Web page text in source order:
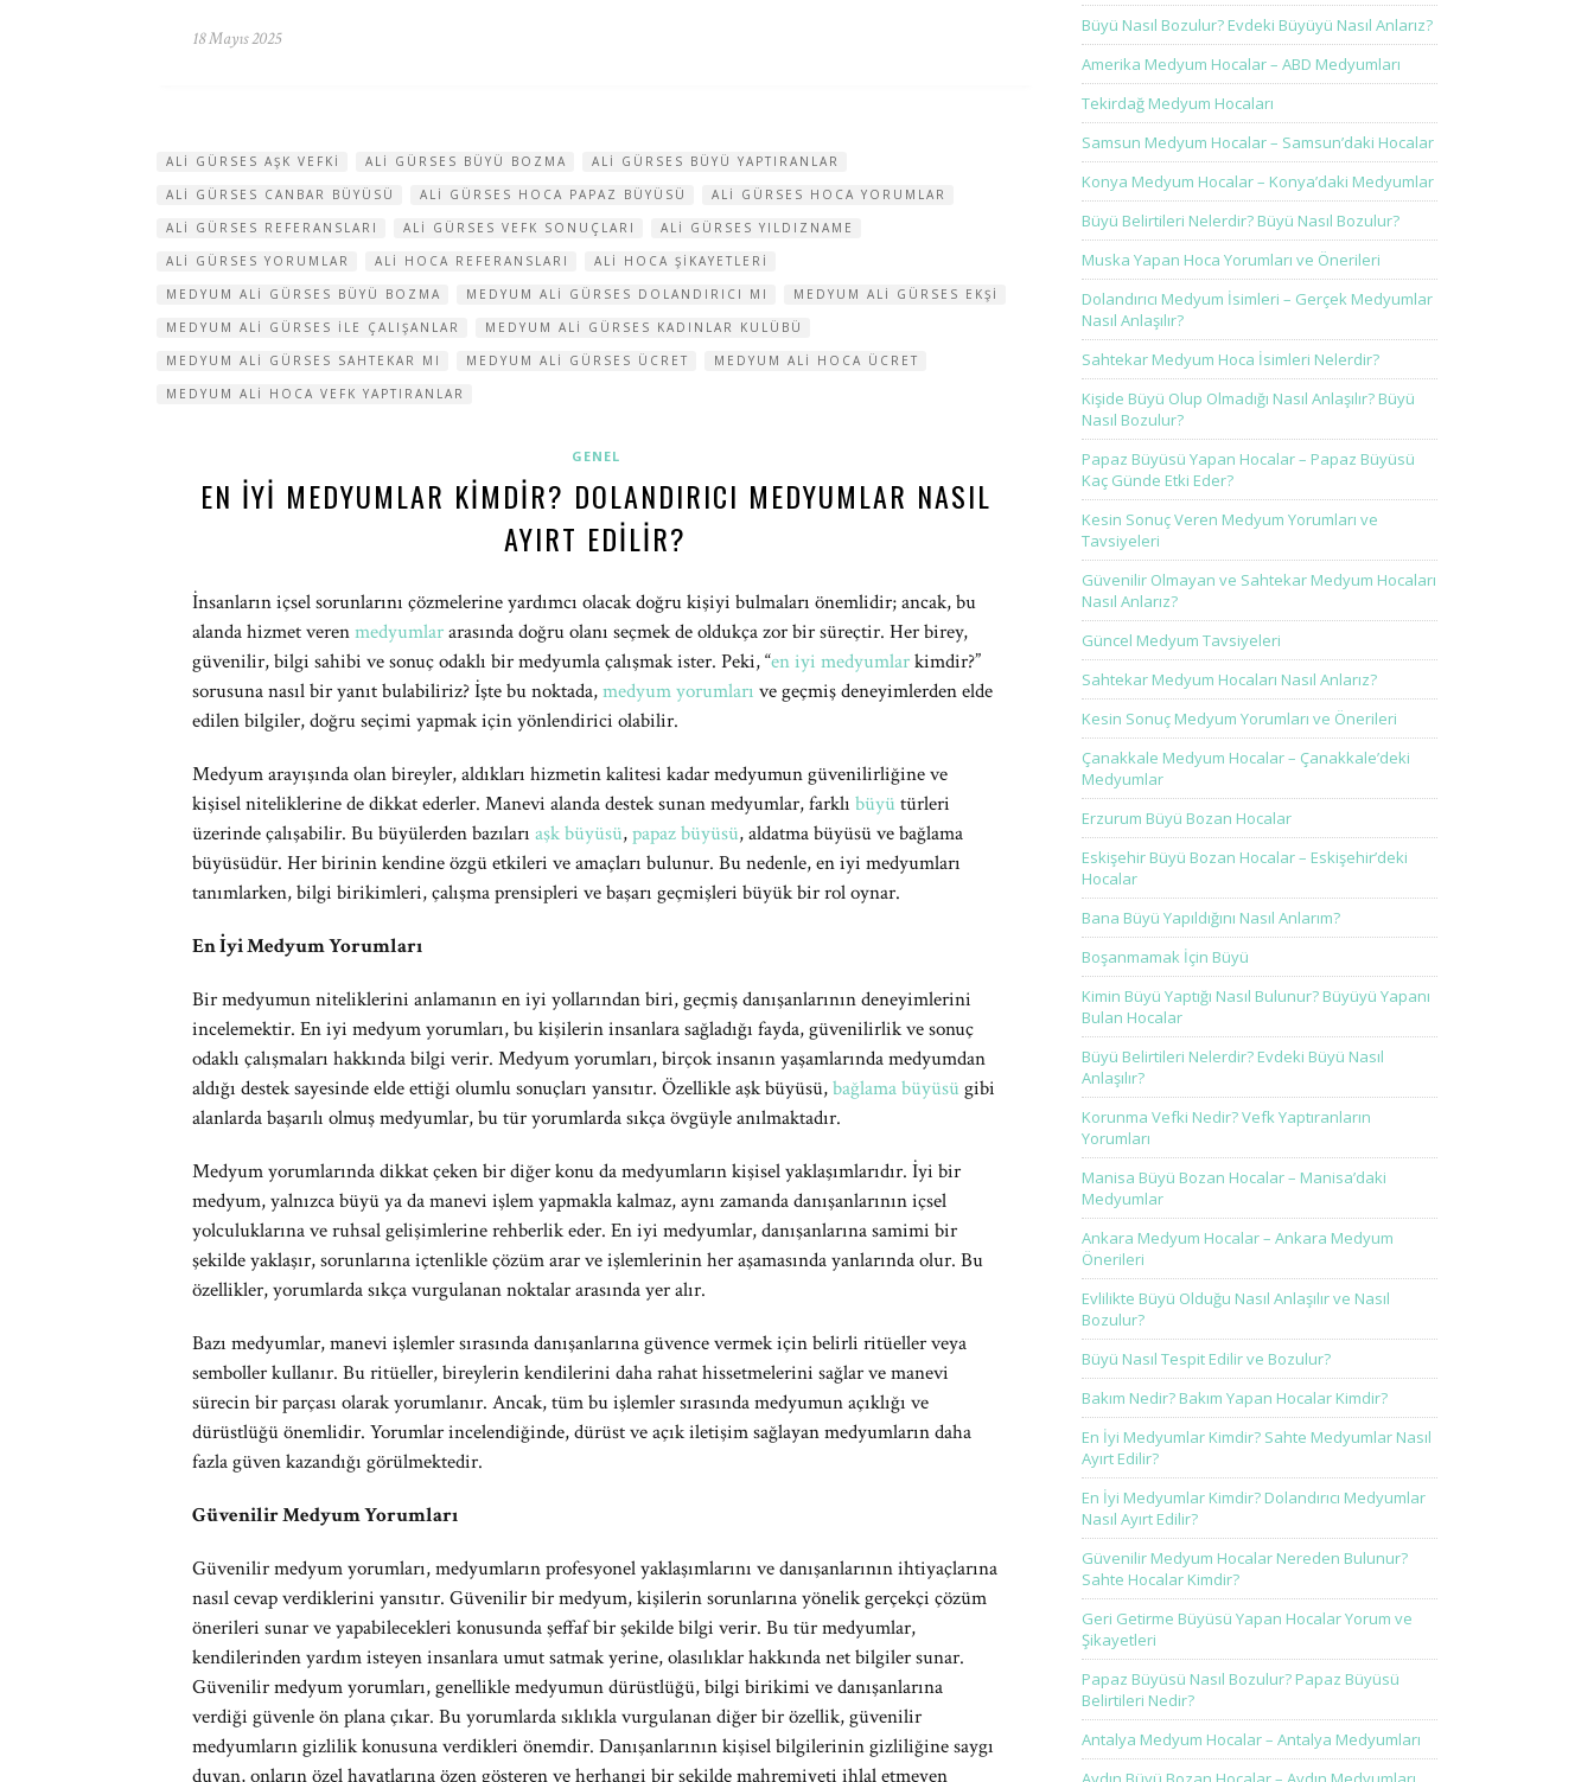
18 Mayıs 2025
ALI GÜRSES AŞK VEFKI ALI GÜRSES BÜYÜ BOZMA
ALI GÜRSES BÜYÜ YAPTIRANLAR
ALI GÜRSES CANBAR BÜYÜSÜ
ALI GÜRSES HOCA PAPAZ BÜYÜSÜ
ALI GÜRSES HOCA YORUMLAR
ALI GÜRSES REFERANSLARI
ALI GÜRSES VEFK SONUÇLARI
ALI GÜRSES YILDIZNAME
ALI GÜRSES YORUMLAR
ALI HOCA REFERANSLARI
ALI HOCA ŞIKAYETLERI
MEDYUM ALI GÜRSES BÜYÜ BOZMA
MEDYUM ALI GÜRSES DOLANDIRICI MI
MEDYUM ALI GÜRSES EKŞI
MEDYUM ALI GÜRSES ILE ÇALIŞANLAR
MEDYUM ALI GÜRSES KADINLAR KULÜBÜ
MEDYUM ALI GÜRSES SAHTEKAR MI
MEDYUM ALI GÜRSES ÜCRET
MEDYUM ALI HOCA ÜCRET
MEDYUM ALI HOCA VEFK YAPTIRANLAR
GENEL
EN İYI MEDYUMLAR KIMDIR? DOLANDIRICI MEDYUMLAR NASIL
AYIRT EDILIR?
İnsanların içsel sorunlarını çözmelerine yardımcı olacak doğru kişiyi bulmaları önemlidir; ancak, bu
alanda hizmet verenmedyumlararasında doğru olanı seçmek de oldukça zor bir süreçtir. Her birey,
güvenilir, bilgi sahibi ve sonuç odaklı bir medyumla çalışmak ister. Peki, “en iyi medyumlarkimdir?”
sorusuna nasıl bir yanıt bulabiliriz? İşte bu noktada,medyum yorumları ve geçmiş deneyimlerden elde
edilen bilgiler, doğru seçimi yapmak için yönlendirici olabilir.
Medyum arayışında olan bireyler, aldıkları hizmetin kalitesi kadar medyumun güvenilirliğine ve
kişisel niteliklerine de dikkat ederler. Manevi alanda destek sunan medyumlar, farklı büyü türleri
üzerinde çalışabilir. Bu büyülerden bazıları aşk büyüsü,papaz büyüsü, aldatma büyüsü ve bağlama
büyüsüdür. Her birinin kendine özgü etkileri ve amaçları bulunur. Bu nedenle, en iyi medyumları
tanımlarken, bilgi birikimleri, çalışma prensipleri ve başarı geçmişleri büyük bir rol oynar.
En İyi Medyum Yorumları
Bir medyumun niteliklerini anlamanın en iyi yollarından biri, geçmiş danışanlarının deneyimlerini
incelemektir. En iyi medyum yorumları, bu kişilerin insanlara sağladığı fayda, güvenilirlik ve sonuç
odaklı çalışmaları hakkında bilgi verir. Medyum yorumları, birçok insanın yaşamlarında medyumdan
aldığı destek sayesinde elde ettiği olumlu sonuçları yansıtır. Özellikle aşk büyüsü,bağlama büyüsü gibi
alanlarda başarılı olmuş medyumlar, bu tür yorumlarda sıkça övgüyle anılmaktadır.
Medyum yorumlarında dikkat çeken bir diğer konu da medyumların kişisel yaklaşımlarıdır. İyi bir
medyum, yalnızca büyü ya da manevi işlem yapmakla kalmaz, aynı zamanda danışanlarının içsel
yolculuklarına ve ruhsal gelişimlerine rehberlik eder. En iyi medyumlar, danışanlarına samimi bir
şekilde yaklaşır, sorunlarına içtenlikle çözüm arar ve işlemlerinin her aşamasında yanlarında olur. Bu
özellikler, yorumlarda sıkça vurgulanan noktalar arasında yer alır.
Bazı medyumlar, manevi işlemler sırasında danışanlarına güvence vermek için belirli ritüeller veya
semboller kullanır. Bu ritüeller, bireylerin kendilerini daha rahat hissetmelerini sağlar ve manevi
sürecin bir parçası olarak yorumlanır. Ancak, tüm bu işlemler sırasında medyumun açıklığı ve
dürüstlüğü önemlidir. Yorumlar incelendiğinde, dürüst ve açık iletişim sağlayan medyumların daha
fazla güven kazandığı görülmektedir.
Güvenilir Medyum Yorumları
Güvenilir medyum yorumları, medyumların profesyonel yaklaşımlarını ve danışanlarının ihtiyaçlarına
nasıl cevap verdiklerini yansıtır. Güvenilir bir medyum, kişilerin sorunlarına yönelik gerçekçi çözüm
önerileri sunar ve yapabilecekleri konusunda şeffaf bir şekilde bilgi verir. Bu tür medyumlar,
kendilerinden yardım isteyen insanlara umut satmak yerine, olasılıklar hakkında net bilgiler sunar.
Güvenilir medyum yorumları, genellikle medyumun dürüstlüğü, bilgi birikimi ve danışanlarına
verdiği güvenle ön plana çıkar. Bu yorumlarda sıklıkla vurgulanan diğer bir özellik, güvenilir
medyumların gizlilik konusuna verdikleri önemdir. Danışanlarının kişisel bilgilerinin gizliliğine saygı
duyan, onların özel hayatlarına özen gösteren ve herhangi bir şekilde mahremiyeti ihlal etmeyen
Büyü Nasıl Bozulur? Evdeki Büyüyü Nasıl Anlarız?
Amerika Medyum Hocalar – ABD Medyumları
Tekirdağ Medyum Hocaları
Samsun Medyum Hocalar – Samsun’daki Hocalar
Konya Medyum Hocalar – Konya’daki Medyumlar
Büyü Belirtileri Nelerdir? Büyü Nasıl Bozulur?
Muska Yapan Hoca Yorumları ve Önerileri
Dolandırıcı Medyum İsimleri – Gerçek Medyumlar
Nasıl Anlaşılır?
Sahtekar Medyum Hoca İsimleri Nelerdir?
Kişide Büyü Olup Olmadığı Nasıl Anlaşılır? Büyü
Nasıl Bozulur?
Papaz Büyüsü Yapan Hocalar – Papaz Büyüsü
Kaç Günde Etki Eder?
Kesin Sonuç Veren Medyum Yorumları ve
Tavsiyeleri
Güvenilir Olmayan ve Sahtekar Medyum Hocaları
Nasıl Anlarız?
Güncel Medyum Tavsiyeleri
Sahtekar Medyum Hocaları Nasıl Anlarız?
Kesin Sonuç Medyum Yorumları ve Önerileri
Çanakkale Medyum Hocalar – Çanakkale’deki
Medyumlar
Erzurum Büyü Bozan Hocalar
Eskişehir Büyü Bozan Hocalar – Eskişehir’deki
Hocalar
Bana Büyü Yapıldığını Nasıl Anlarım?
Boşanmamak İçin Büyü
Kimin Büyü Yaptığı Nasıl Bulunur? Büyüyü Yapanı
Bulan Hocalar
Büyü Belirtileri Nelerdir? Evdeki Büyü Nasıl
Anlaşılır?
Korunma Vefki Nedir? Vefk Yaptıranların
Yorumları
Manisa Büyü Bozan Hocalar – Manisa’daki
Medyumlar
Ankara Medyum Hocalar – Ankara Medyum
Önerileri
Evlilikte Büyü Olduğu Nasıl Anlaşılır ve Nasıl
Bozulur?
Büyü Nasıl Tespit Edilir ve Bozulur?
Bakım Nedir? Bakım Yapan Hocalar Kimdir?
En İyi Medyumlar Kimdir? Sahte Medyumlar Nasıl
Ayırt Edilir?
En İyi Medyumlar Kimdir? Dolandırıcı Medyumlar
Nasıl Ayırt Edilir?
Güvenilir Medyum Hocalar Nereden Bulunur?
Sahte Hocalar Kimdir?
Geri Getirme Büyüsü Yapan Hocalar Yorum ve
Şikayetleri
Papaz Büyüsü Nasıl Bozulur? Papaz Büyüsü
Belirtileri Nedir?
Antalya Medyum Hocalar – Antalya Medyumları